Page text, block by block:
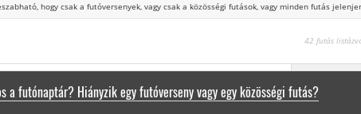
hogy csak a futóversenyek, vagy csak a közösségi futások, vagy minden futás
42 futás
a futónaptár? Hiányzik egy futóverseny vagy egy közösségi futás?